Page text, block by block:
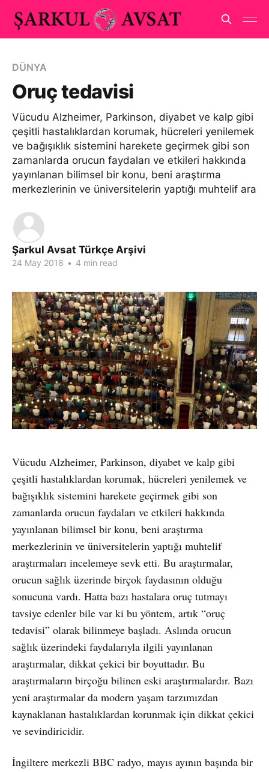
DÜNYA
Oruç tedavisi
Vücudu Alzheimer, Parkinson, diyabet ve kalp gibi
çeşitli hastalıklardan korumak, hücreleri yenilemek
ve bağışıklık sistemini harekete geçirmek gibi son
zamanlarda orucun faydaları ve etkileri hakkında
yayınlanan bilimsel bir konu, beni araştırma
merkezlerinin ve üniversitelerin yaptığı muhtelif ara
Şarkul Avsat Türkçe Arşivi
24 May 2018 • 4 min read
Vücudu Alzheimer, Parkinson, diyabet ve kalp gibi
çeşitli hastalıklardan korumak, hücreleri yenilemek ve
bağışıklık sistemini harekete geçirmek gibi son
zamanlarda orucun faydaları ve etkileri hakkında
yayınlanan bilimsel bir konu, beni araştırma
merkezlerinin ve üniversitelerin yaptığı muhtelif
araştırmaları incelemeye sevk etti. Bu araştırmalar,
orucun sağlık üzerinde birçok faydasının olduğu
sonucuna vardı. Hatta bazı hastalara oruç tutmayı
tavsiye edenler bile var ki bu yöntem, artık “oruç
tedavisi” olarak bilinmeye başladı. Aslında orucun
sağlık üzerindeki faydalarıyla ilgili yayınlanan
araştırmalar, dikkat çekici bir boyuttadır. Bu
araştırmaların birçoğu bilinen eski araştırmalardır. Bazı
yeni araştırmalar da modern yaşam tarzımızdan
kaynaklanan hastalıklardan korunmak için dikkat çekici
ve sevindiricidir.
İngiltere merkezli BBC radyo, mayıs ayının başında bir